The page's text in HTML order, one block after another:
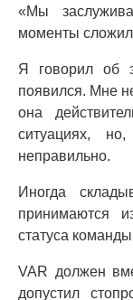
«Мы
моменты
Я говорил об
появился. Мне
она
ситуациях,
неправильно.
Иногда
принимаются
статуса
VAR должен
допустил